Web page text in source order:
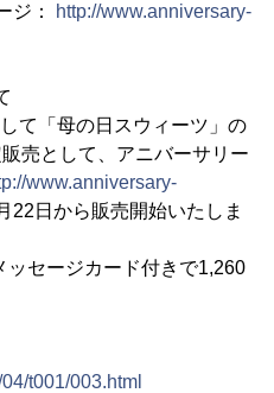
ジ：
http://www.anniversary-
て「母の日スウィーツ」の
売として、アニバーサリー
www.anniversary-
22日から販売開始いたしま
ッセージカード付きで1,260
t001/003.html